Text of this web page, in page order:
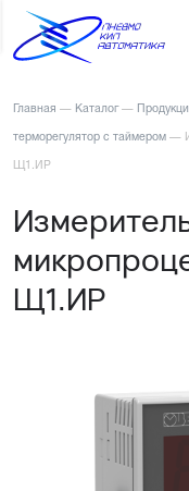
Главная — Каталог —
терморегулятор с таймером —
Щ1.ИР
Щ1.ИР